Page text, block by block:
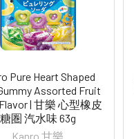
Pure Heart Shaped
Assorted Fruit
| 甘樂 心型橡皮
糖圏 汽水味 63g
Kanro 甘樂